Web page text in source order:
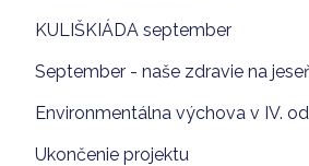
KULIŠKIÁDA september
September - naše zdravie na
Environmentálna výchova v IV.
Ukončenie projektu